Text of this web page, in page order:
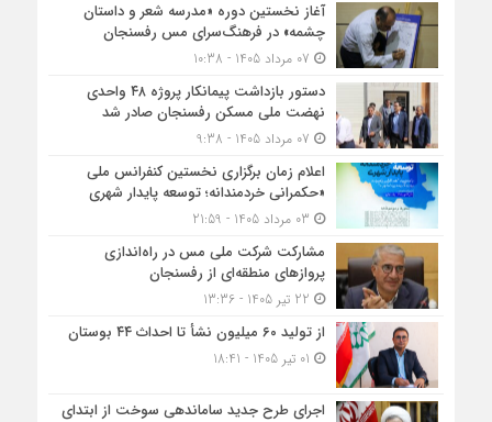
آغاز نخستین دوره «مدرسه شعر و داستان
چشمه» در فرهنگ‌سرای مس رفسنجان
دستور بازداشت پیمانکار پروژه ۴۸ واحدی
نهضت ملی مسکن رفسنجان صادر شد
اعلام زمان برگزاری نخستین کنفرانس ملی
«حکمرانی خردمندانه؛ توسعه پایدار شهری
مشارکت شرکت ملی مس در راه‌اندازی
پروازهای منطقه‌ای از رفسنجان
از تولید ۶۰ میلیون نشأ تا احداث ۴۴ بوستان
اجرای طرح جدید ساماندهی سوخت از ابتدای